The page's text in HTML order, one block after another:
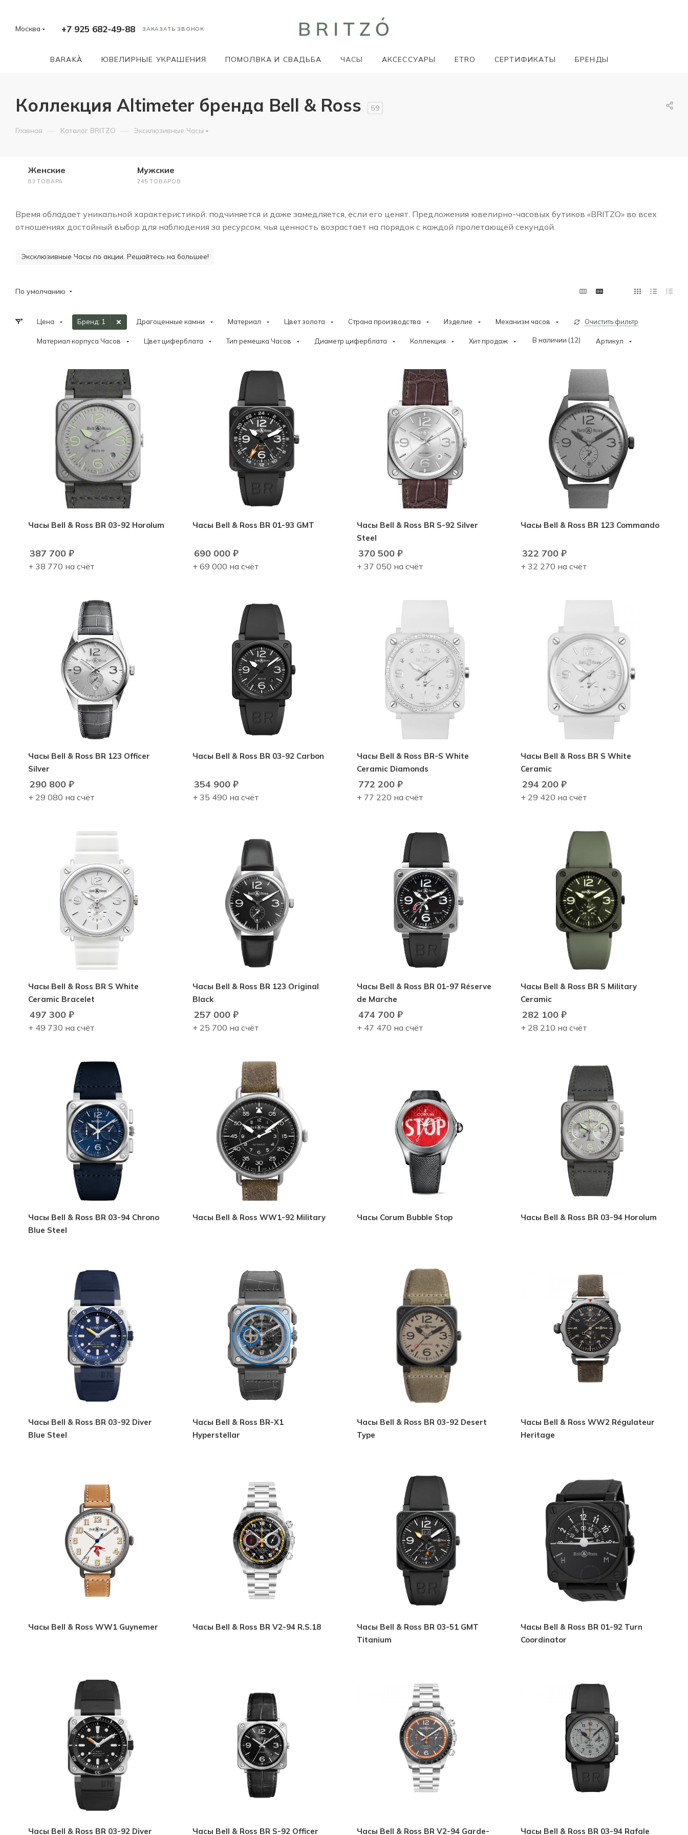
Москва +7 925 682-49-88 ЗАКАЗАТЬ ЗВОНОК
BARAKÀ ЮВЕЛИРНЫЕ УКРАШЕНИЯ ПОМОЛВКА И СВАДЬБА ЧАСЫ АКСЕССУАРЫ ETRO СЕРТИФИКАТЫ БРЕНДЫ
Коллекция Altimeter бренда Bell & Ross 59
Главная — Каталог BRITZO — Эксклюзивные Часы
Женские
83 ТОВАРА
Мужские
245 ТОВАРОВ
Время обладает уникальной характеристикой: подчиняется и даже замедляется, если его ценят. Предложения ювелирно-часовых бутиков «BRITZO» во всех
отношениях достойный выбор для наблюдения за ресурсом, чья ценность возрастает на порядок с каждой пролетающей секундой.
Эксклюзивные Часы по акции. Решайтесь на большее!
По умолчанию
Цена Бренд: 1 Драгоценные камни Материал Цвет золота Страна производства Изделие Механизм часов
Материал корпуса Часов Цвет циферблата Тип ремешка Часов Диаметр циферблата Коллекция Хит продаж В наличии (12) Артикул
Очистить фильтр
Часы Bell & Ross BR 03-92 Horolum
387 700 ₽
+ 38 770 на счёт
Часы Bell & Ross BR 01-93 GMT
690 000₽
+ 69 000 на счёт
Часы Bell & Ross BR S-92 Silver
Steel
370 500₽
+ 37 050 на счёт
Часы Bell & Ross BR 123 Commando
322 700 ₽
+ 32 270 на счёт
Часы Bell & Ross BR 123 Officer
Silver
290 800 ₽
+ 29 080 на счёт
Часы Bell & Ross BR 03-92 Carbon
354 900₽
+ 35 490 на счёт
Часы Bell & Ross BR-S White
Ceramic Diamonds
772 200₽
+ 77 220 на счёт
Часы Bell & Ross BR S White
Ceramic
294 200 ₽
+ 29 420 на счёт
Часы Bell & Ross BR S White
Ceramic Bracelet
497 300 ₽
+ 49 730 на счёт
Часы Bell & Ross BR 123 Original
Black
257 000₽
+ 25 700 на счёт
Часы Bell & Ross BR 01-97 Réserve
de Marche
474 700₽
+ 47 470 на счёт
Часы Bell & Ross BR S Military
Ceramic
282 100 ₽
+ 28 210 на счёт
Часы Bell & Ross BR 03-94 Chrono
Blue Steel
Часы Bell & Ross WW1-92 Military Часы Corum Bubble Stop Часы Bell & Ross BR 03-94 Horolum
Часы Bell & Ross BR 03-92 Diver
Blue Steel
Часы Bell & Ross BR-X1
Hyperstellar
Часы Bell & Ross BR 03-92 Desert
Type
Часы Bell & Ross WW2 Régulateur
Heritage
Часы Bell & Ross WW1 Guynemer Часы Bell & Ross BR V2-94 R.S.18
Часы Bell & Ross BR 03-51 GMT
Titanium
Часы Bell & Ross BR 01-92 Turn
Coordinator
Часы Bell & Ross BR 03-92 Diver Часы Bell & Ross BR S-92 Officer Часы Bell & Ross BR V2-94 Garde- Часы Bell & Ross BR 03-94 Rafale